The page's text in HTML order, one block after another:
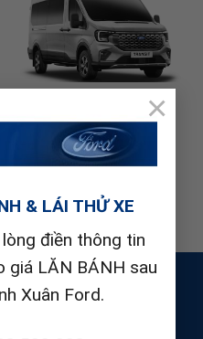
& LÁI THỬ XE
điền thông tin
giá LĂN BÁNH sau
Xuân Ford.
×
907.000.000₫